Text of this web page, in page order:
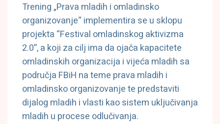
Trening „Prava mladih i omladinsko
organizovanje“ implementira se u sklopu
projekta “Festival omladinskog aktivizma
2.0”, a koji za cilj ima da ojača kapacitete
omladinskih organizacija i vijeća mladih sa
područja FBiH na teme prava mladih i
omladinsko organizovanje te predstaviti
dijalog mladih i vlasti kao sistem uključivanja
mladih u procese odlučivanja.